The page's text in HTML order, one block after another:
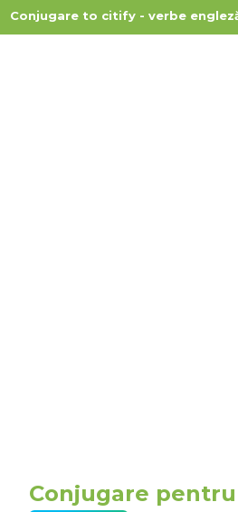
Conjugare to citify - verbe
Conjugare